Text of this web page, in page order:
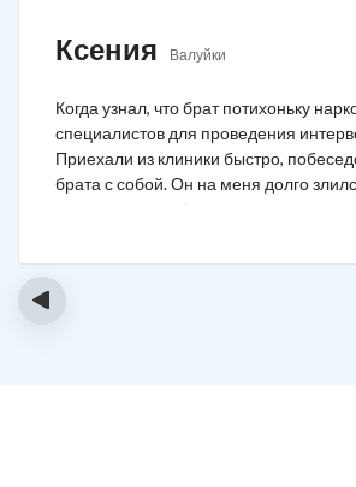
Ксения Валуйки
Когда узнал, что брат потихоньку
специалистов для проведения
Приехали из клиники быстро,
брата с собой. Он на меня долго
понял, что если бы я не пошла на тот
выкарабкался. После курса вышел
не принимает.
‹